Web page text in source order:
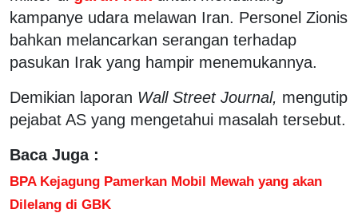
kampanye udara melawan Iran. Personel Zionis
bahkan melancarkan serangan terhadap
pasukan Irak yang hampir menemukannya.
Demikian laporan Wall Street Journal, mengutip
pejabat AS yang mengetahui masalah tersebut.
Baca Juga :
BPA Kejagung Pamerkan Mobil Mewah yang akan
Dilelang di GBK